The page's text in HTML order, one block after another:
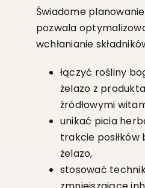
Świadome
pozwala
wchłanianie
łączyć rośliny
żelazo z
źródłowymi
unikać picia
trakcie
żelazo,
stosować